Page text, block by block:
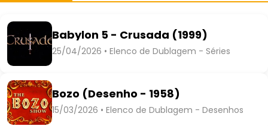
Babylon 5 - Crusada (1999)
25/04/2026 • Elenco de Dublagem - Séries
Bozo (Desenho - 1958)
15/03/2026 • Elenco de Dublagem - Desenhos